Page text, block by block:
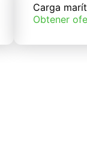
Carga
Obtener